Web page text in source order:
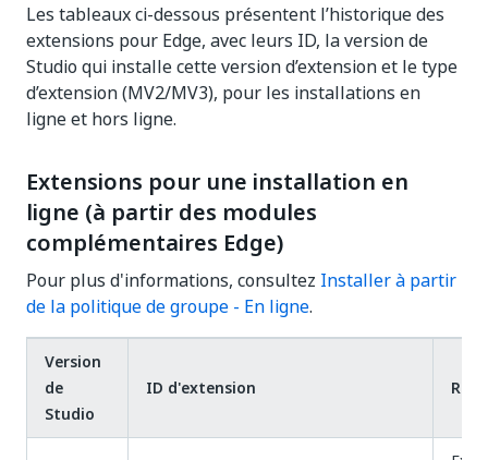
Les tableaux ci-dessous présentent l’historique des
extensions pour Edge, avec leurs ID, la version de
Studio qui installe cette version d’extension et le type
d’extension (MV2/MV3), pour les installations en
ligne et hors ligne.
Extensions pour une installation en
ligne (à partir des modules
complémentaires Edge)
Pour plus d'informations, consultez Installer à partir
de la politique de groupe - En ligne.
Version
de
Studio
ID d'extension